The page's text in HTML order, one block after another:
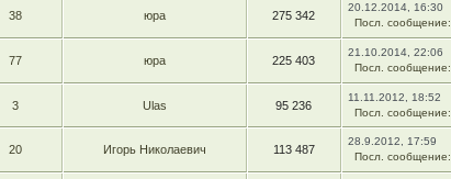
38 юра 275 342
20.12.2014, 16:30
Посл. сообщение:
77 юра 225 403
21.10.2014, 22:06
Посл. сообщение:
3 Ulas 95 236
11.11.2012, 18:52
Посл. сообщение:
20 Игорь Николаевич 113 487
28.9.2012, 17:59
Посл. сообщение: